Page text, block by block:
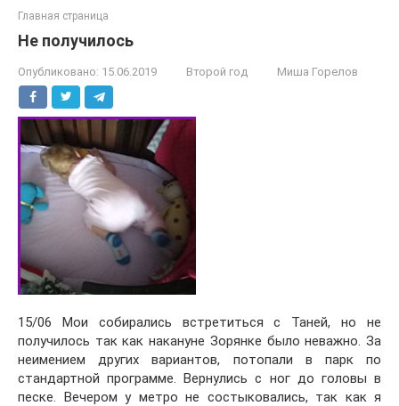
Главная страница
Не получилось
Опубликовано: 15.06.2019 Второй год Миша Горелов
15/06 Мои собирались встретиться с Таней, но не
получилось так как накануне Зорянке было неважно. За
неимением других вариантов, потопали в парк по
стандартной программе. Вернулись с ног до головы в
песке. Вечером у метро не состыковались, так как я